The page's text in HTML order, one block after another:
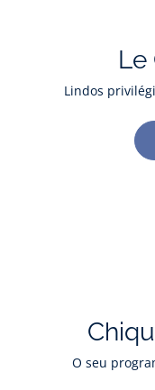
Le
Lindos
O seu